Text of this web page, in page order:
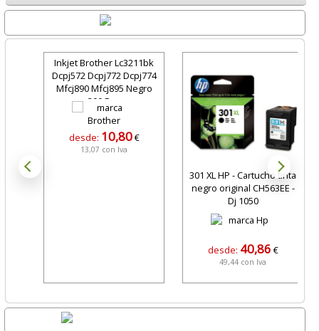
Inkjet Brother Lc3211bk
Dcpj572 Dcpj772 Dcpj774
Mfcj890 Mfcj895 Negro
200 Pag
desde: 10,80€
13,07 con Iva
301 XL HP - Cartucho tinta
negro original CH563EE -
Dj 1050
desde: 40,86 €
49,44 con Iva